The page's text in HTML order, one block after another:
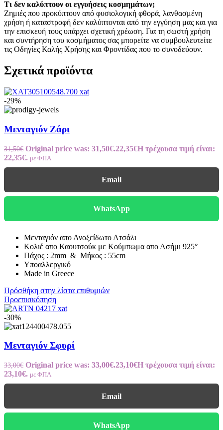
Τι δεν καλύπτουν οι εγγυήσεις κοσμημάτων;
Ζημιές που προκύπτουν από φυσιολογική φθορά, λανθασμένη
χρήση ή καταστροφή δεν καλύπτονται από την εγγύηση μας και για
την επισκευή τους υπάρχει σχετική χρέωση. Για τη σωστή χρήση
και συντήρηση του κοσμήματος σας μπορείτε να συμβουλευτείτε
τις Οδηγίες Καλής Χρήσης και Φροντίδας που το συνοδεύουν.
Σχετικά προϊόντα
-29%
Μενταγιόν Ζάρι
31,50€ Original price was: 31,50€.22,35€Η τρέχουσα τιμή είναι:
22,35€. με ΦΠΑ
Email
WhatsApp
Μενταγιόν απο Ανοξείδωτο Ατσάλι
Κολιέ απο Καουτσούκ με Κούμπωμα απο Ασήμι 925°
Πάχος : 2mm & Μήκος : 55cm
Υποαλλεργικό
Made in Greece
Πρόσθήκη στην λίστα επιθυμιών
Προεπισκόπηση
-30%
Μενταγιόν Σφυρί
33,00€ Original price was: 33,00€.23,10€Η τρέχουσα τιμή είναι:
23,10€. με ΦΠΑ
Email
WhatsApp